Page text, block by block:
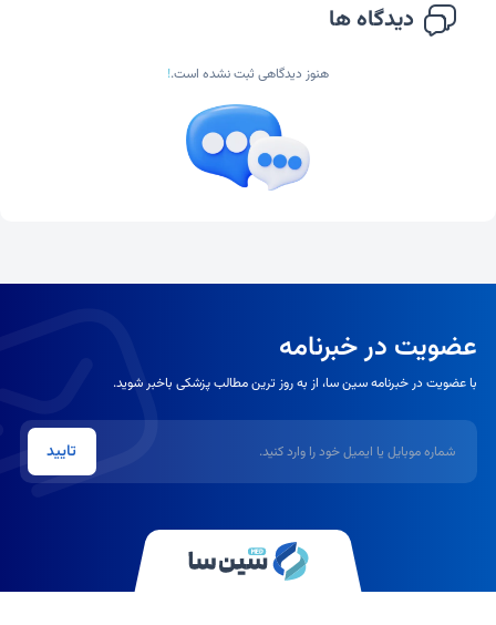
دیدگاه ها
هنوز دیدگاهی ثبت نشده است.!
عضویت در خبرنامه
با عضویت در خبرنامه سین سا، از به روز ترین مطالب پزشکی باخبر شوید.
تایید